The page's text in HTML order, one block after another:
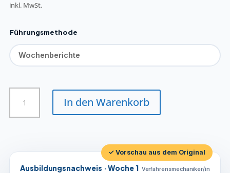
inkl. MwSt.
Führungsmethode
Verfahrensmechaniker/in
Kunstst.+
Mehrschicht-
Kautschuckteile
In den Warenkorb
✓ Vorschau aus dem Original
Ausbildungsnachweis · Woche 1 Verfahrensmechaniker/in